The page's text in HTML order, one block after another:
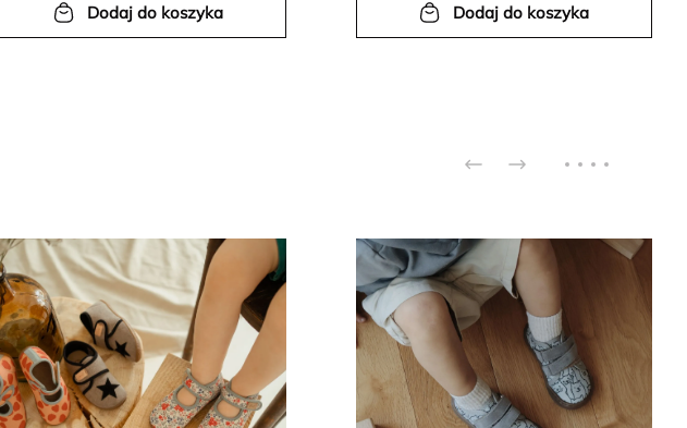
Dodaj do koszyka Dodaj do koszyka